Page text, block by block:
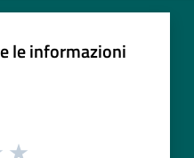
le informazioni